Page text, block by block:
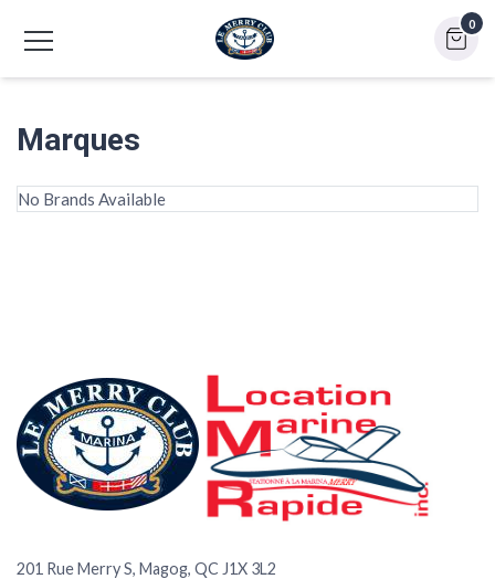
0
Marques
No Brands Available
201 Rue Merry S, Magog, QC J1X 3L2